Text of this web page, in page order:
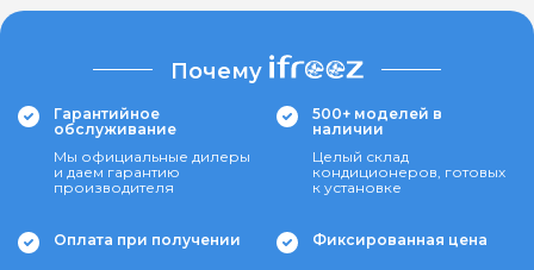
Почему
Гарантийное
обслуживание
Мы официальные дилеры
и даем гарантию
производителя
500+ моделей в
наличии
Целый склад
кондиционеров, готовых
к установке
Оплата при получении Фиксированная цена